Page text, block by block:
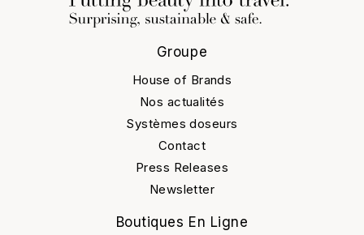
Groupe
House of Brands
Nos actualités
Systèmes doseurs
Contact
Press Releases
Newsletter
Boutiques En Ligne